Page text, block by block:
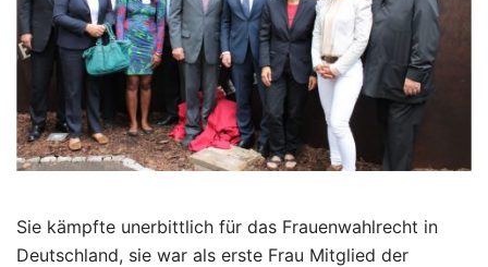
Sie kämpfte unerbittlich für das Frauenwahlrecht in
Deutschland, sie war als erste Frau Mitglied der